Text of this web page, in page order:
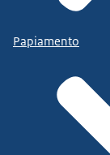
Papiamento